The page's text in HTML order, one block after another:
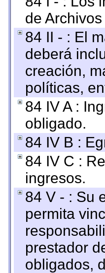
de
84 II - : El
deberá
creación,
políticas,
84 IV A :
obligado.
84 IV B :
84 IV C :
ingresos.
84 V - : Su
permita
prestador
obligados,